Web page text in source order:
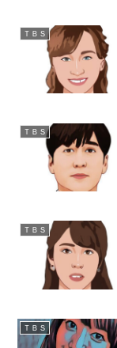
ＴＢＳ
ＴＢＳ
ＴＢＳ
ＴＢＳ